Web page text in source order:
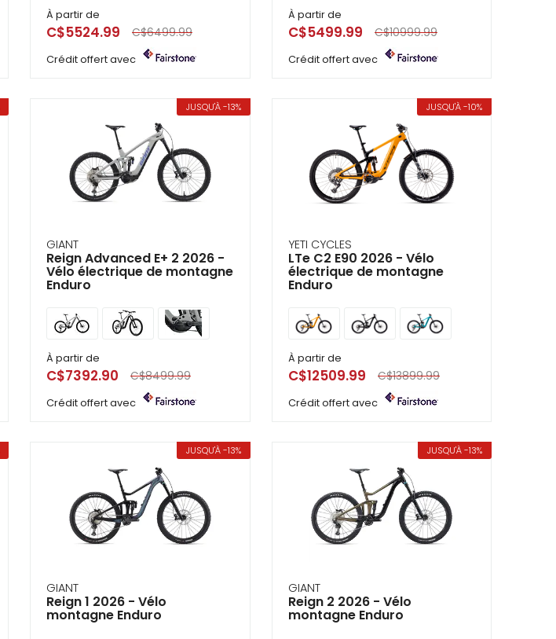
À partir de
C$5524.99 C$6499.99
Crédit offert avec
À partir de
C$5499.99 C$10999.99
Crédit offert avec
JUSQU'À -13%
GIANT
Reign Advanced E+ 2 2026 -
Vélo électrique de montagne
Enduro
À partir de
C$7392.90 C$8499.99
Crédit offert avec
JUSQU'À -10%
YETI CYCLES
LTe C2 E90 2026 - Vélo
électrique de montagne
Enduro
À partir de
C$12509.99 C$13899.99
Crédit offert avec
JUSQU'À -13%
GIANT
Reign 1 2026 - Vélo
montagne Enduro
JUSQU'À -13%
GIANT
Reign 2 2026 - Vélo
montagne Enduro